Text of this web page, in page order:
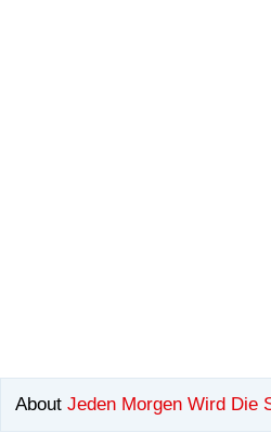
About Jeden Morgen Wird Die